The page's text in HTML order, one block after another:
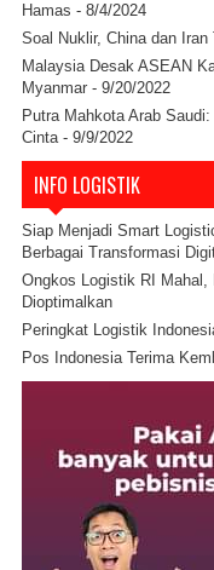
Hamas - 8/4/2024
Soal Nuklir, China dan
Malaysia Desak ASEAN
Myanmar - 9/20/2022
Putra Mahkota Arab
Cinta- 9/9/2022
INFO LOGISTIK
Siap Menjadi Smart
Berbagai Transformasi
Ongkos Logistik RI Mahal,
Dioptimalkan
Peringkat Logistik
Pos Indonesia Terima